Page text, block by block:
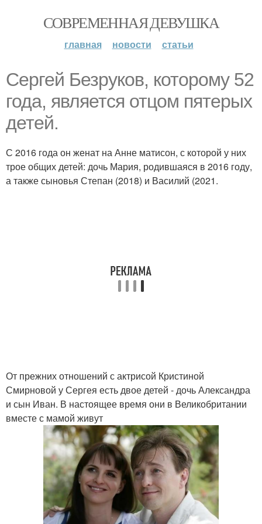
СОВРЕМЕННАЯ ДЕВУШКА
главная новости статьи
Сергей Безруков, которому 52
года, является отцом пятерых
детей.
С 2016 года он женат на Анне матисон, с которой у них
трое общих детей: дочь Мария, родившаяся в 2016 году,
а также сыновья Степан (2018) и Василий (2021.
От прежних отношений с актрисой Кристиной
Смирновой у Сергея есть двое детей - дочь Александра
и сын Иван. В настоящее время они в Великобритании
вместе с мамой живут